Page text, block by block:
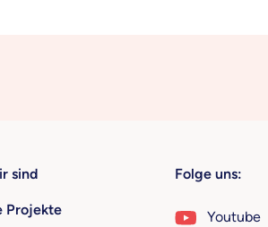
sind
Projekte
Folge uns:
Youtube